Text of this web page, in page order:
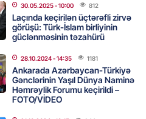
və Yaroslavldakı
zavodunu vurub
- 15:30
Azərbaycanla bağlı tapşırıq
hərəkətə keçdi
30.05.2025- 10:00 812
Laçında keçirilən üçtərəfli zirvə
görüşü: Türk-İslam birliyinin
güclənməsinin təzahürü
28.10.2024- 14:35 1181
Ankarada Azərbaycan-Türkiyə
Gənclərinin Yaşıl Dünya Naminə
Həmrəylik Forumu keçirildi –
FOTO/VİDEO